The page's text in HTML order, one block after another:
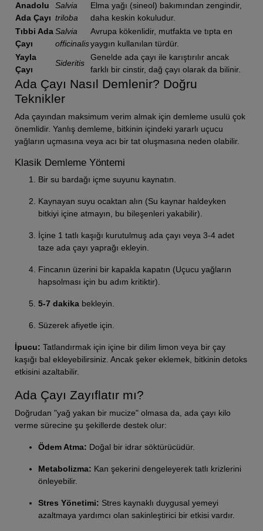
Anadolu
Ada Çayı
Salvia
triloba
Elma yağı (sineol) bakımından zengindir,
daha keskin kokuludur.
Tıbbi Ada
Çayı
Salvia
officinalis
Avrupa kökenlidir, mutfakta ve tıpta en
yaygın kullanılan türdür.
Yayla
Çayı
Sideritis
Genelde ada çayı ile karıştırılır ancak
farklı bir cinstir, dağ çayı olarak da bilinir.
Ada Çayı Nasıl Demlenir? Doğru
Teknikler
Ada çayından maksimum verim almak için demleme usulü çok
önemlidir. Yanlış demleme, bitkinin içindeki yararlı uçucu
yağların uçmasına veya acı bir tat oluşmasına neden olabilir.
Klasik Demleme Yöntemi
Bir su bardağı içme suyunu kaynatın.
Kaynayan suyu ocaktan alın (Su kaynar haldeyken
bitkiyi içine atmayın, bu bileşenleri yakabilir).
İçine 1 tatlı kaşığı kurutulmuş ada çayı veya 3-4 adet
taze ada çayı yaprağı ekleyin.
Fincanın üzerini bir kapakla kapatın (Uçucu yağların
hapsolması için bu adım kritiktir).
5-7 dakika bekleyin.
Süzerek afiyetle için.
İpucu: Tatlandırmak için içine bir dilim limon veya bir çay
kaşığı bal ekleyebilirsiniz. Ancak şeker eklemek, bitkinin detoks
etkisini azaltabilir.
Ada Çayı Zayıflatır mı?
Doğrudan "yağ yakan bir mucize" olmasa da, ada çayı kilo
verme sürecine şu şekillerde destek olur:
Ödem Atma: Doğal bir idrar söktürücüdür.
Metabolizma: Kan şekerini dengeleyerek tatlı krizlerini
önleyebilir.
Stres Yönetimi: Stres kaynaklı duygusal yemeyi
azaltmaya yardımcı olan sakinleştirici bir etkisi vardır.